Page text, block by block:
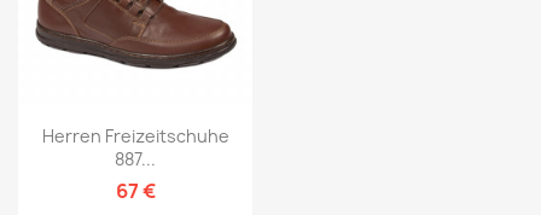
Herren Freizeitschuhe
887...
67 €